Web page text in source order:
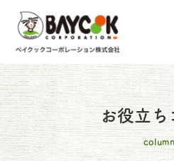
お役立ち
column